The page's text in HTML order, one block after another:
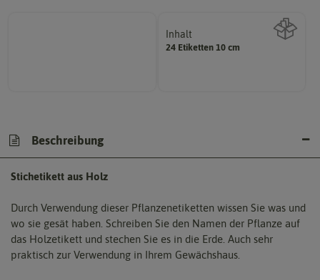
Inhalt
24 Etiketten 10 cm
Wie viel ist enthalten
Beschreibung
Stichetikett aus Holz
Durch Verwendung dieser Pflanzenetiketten wissen Sie was und
wo sie gesät haben. Schreiben Sie den Namen der Pflanze auf
das Holzetikett und stechen Sie es in die Erde. Auch sehr
praktisch zur Verwendung in Ihrem Gewächshaus.